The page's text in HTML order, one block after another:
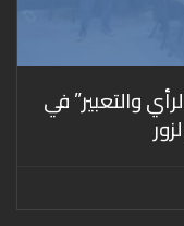
والتعبير” في